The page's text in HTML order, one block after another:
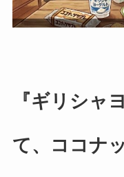
『ギリシャ
て、ココナ